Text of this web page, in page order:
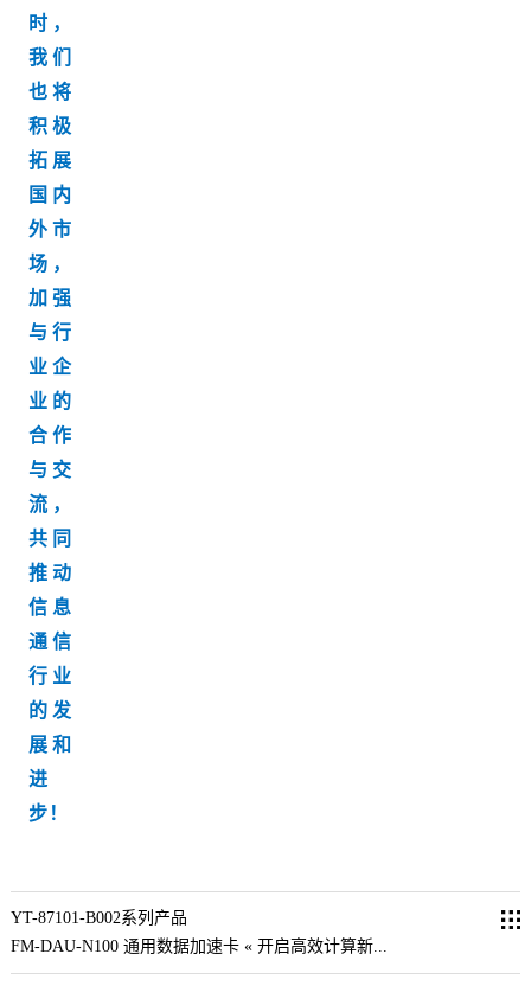
时，
我们
也将
积极
拓展
国内
外市
场，
加强
与行
业企
业的
合作
与交
流，
共同
推动
信息
通信
行业
的发
展和
进
步！
YT-87101-B002系列产品
FM-DAU-N100 通用数据加速卡 « 开启高效计算新...